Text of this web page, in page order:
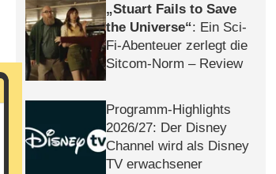
Stuart Fails to Save
the Universe : Ein Sci-
Fi-Abenteuer zerlegt die
Sitcom-Norm – Review
Programm-Highlights
2026/​27: Der Disney
Channel wird als Disney
TV erwachsener